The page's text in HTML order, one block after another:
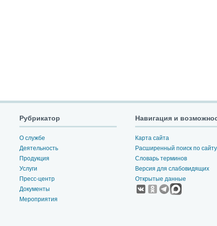
Рубрикатор
О службе
Деятельность
Продукция
Услуги
Пресс-центр
Документы
Мероприятия
Навигация и
Карта сайта
Расширенный поиск по сайту
Словарь терминов
Версия для слабовидящих
Открытые данные